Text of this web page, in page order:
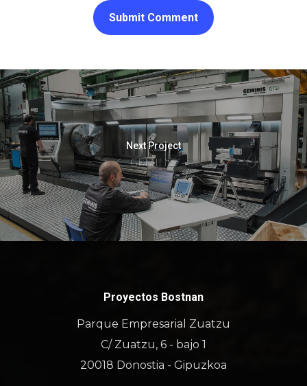
Next Project
GEMINIS
Proyectos Bostnan
Parque Empresarial Zuatzu
C/ Zuatzu, 6 - bajo 1
20018 Donostia - Gipuzkoa